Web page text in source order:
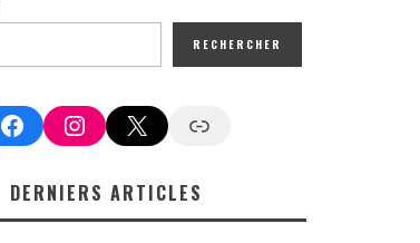
RECHERCHER
FacebookInstagram
X Google News
DERNIERS ARTICLES